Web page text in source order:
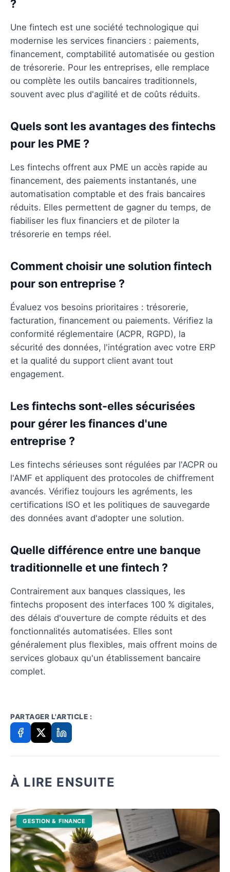
?
Une fintech est une société technologique qui
modernise les services financiers : paiements,
financement, comptabilité automatisée ou gestion
de trésorerie. Pour les entreprises, elle remplace
ou complète les outils bancaires traditionnels,
souvent avec plus d'agilité et de coûts réduits.
Quels sont les avantages des fintechs
pour les PME ?
Les fintechs offrent aux PME un accès rapide au
financement, des paiements instantanés, une
automatisation comptable et des frais bancaires
réduits. Elles permettent de gagner du temps, de
fiabiliser les flux financiers et de piloter la
trésorerie en temps réel.
Comment choisir une solution fintech
pour son entreprise ?
Évaluez vos besoins prioritaires : trésorerie,
facturation, financement ou paiements. Vérifiez la
conformité réglementaire (ACPR, RGPD), la
sécurité des données, l'intégration avec votre ERP
et la qualité du support client avant tout
engagement.
Les fintechs sont-elles sécurisées
pour gérer les finances d'une
entreprise ?
Les fintechs sérieuses sont régulées par l'ACPR ou
l'AMF et appliquent des protocoles de chiffrement
avancés. Vérifiez toujours les agréments, les
certifications ISO et les politiques de sauvegarde
des données avant d'adopter une solution.
Quelle différence entre une banque
traditionnelle et une fintech ?
Contrairement aux banques classiques, les
fintechs proposent des interfaces 100 % digitales,
des délais d'ouverture de compte réduits et des
fonctionnalités automatisées. Elles sont
généralement plus flexibles, mais offrent moins de
services globaux qu'un établissement bancaire
complet.
PARTAGER L'ARTICLE :
À LIRE ENSUITE
GESTION & FINANCE